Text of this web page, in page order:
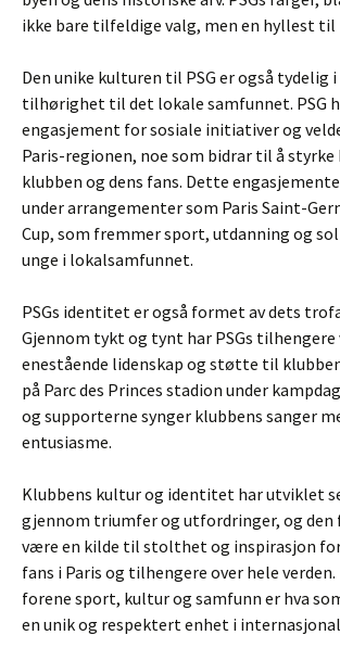
ikke bare tilfeldige valg, men en hyllest til
Den unike kulturen til PSG er også tydelig
tilhørighet til det lokale samfunnet. PSG
engasjement for sosiale initiativer og
Paris-regionen, noe som bidrar til å
klubben og dens fans. Dette
under arrangementer som Paris Saint-
Cup, som fremmer sport, utdanning og
unge i lokalsamfunnet.
PSGs identitet er også formet av dets
Gjennom tykt og tynt har PSGs tilhengere
enestående lidenskap og støtte til
på Parc des Princes stadion under
og supporterne synger klubbens sanger
entusiasme.
Klubbens kultur og identitet har utviklet
gjennom triumfer og utfordringer, og
være en kilde til stolthet og inspirasjon
fans i Paris og tilhengere over hele verden.
forene sport, kultur og samfunn er hva
en unik og respektert enhet i